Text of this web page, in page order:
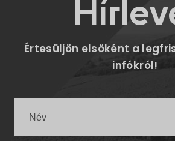
Értesüljön elsőként a
infókról!